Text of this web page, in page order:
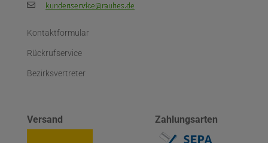
Kontaktformular
Rückrufservice
Bezirksvertreter
Versand Zahlungsarten